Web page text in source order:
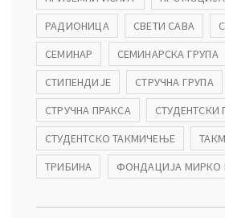
РАДИОНИЦА
СВЕТИ САВА
СЕМИНАР
СЕМИНАРСКА ГРУПА
СТИПЕНДИЈЕ
СТРУЧНА ГРУПА
СТРУЧНА ПРАКСА
СТУДЕНТСКИ
СТУДЕНТСКО ТАКМИЧЕЊЕ
ТРИБИНА
ФОНДАЦИЈА МИРКО